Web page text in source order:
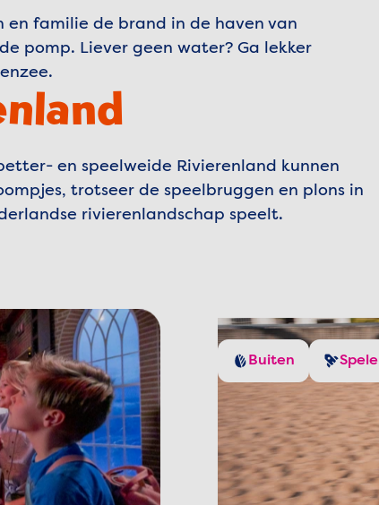
en familie de brand in de haven van
pomp. Liever geen water? Ga lekker
en speelweide Rivierenland kunnen
trotseer de speelbruggen en plons in
rivierenlandschap speelt.
Buiten